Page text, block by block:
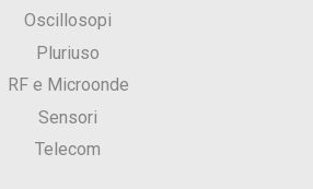
Oscillosopi
Pluriuso
RF e Microonde
Sensori
Telecom